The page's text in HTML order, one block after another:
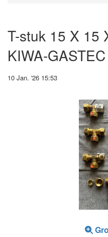
T-stuk 15 X 15
KIWA-
10 Jan. '26 15:53